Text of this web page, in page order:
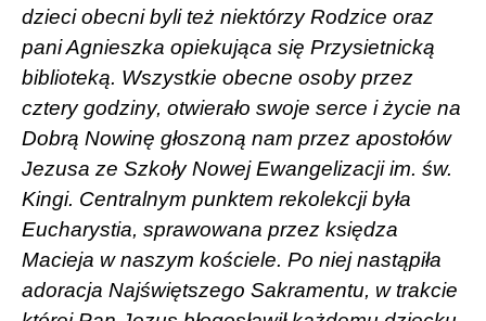
dzieci obecni byli też niektórzy Rodzice oraz
pani Agnieszka opiekująca się Przysietnicką
biblioteką. Wszystkie obecne osoby przez
cztery godziny, otwierało swoje serce i życie na
Dobrą Nowinę głoszoną nam przez apostołów
Jezusa ze Szkoły Nowej Ewangelizacji im. św.
Kingi. Centralnym punktem rekolekcji była
Eucharystia, sprawowana przez księdza
Macieja w naszym kościele. Po niej nastąpiła
adoracja Najświętszego Sakramentu, w trakcie